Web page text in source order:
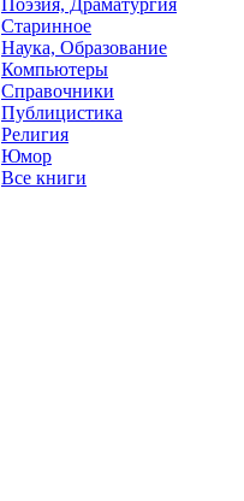
Поэзия, Драматургия
Старинное
Наука, Образование
Компьютеры
Справочники
Публицистика
Религия
Юмор
Все книги